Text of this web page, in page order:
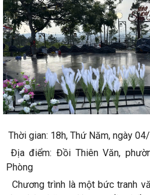
Thời gian: 18h, Thứ Năm, ngày
Địa điểm: Đồi Thiên Văn,
Phòng
Chương trình là một bức tranh